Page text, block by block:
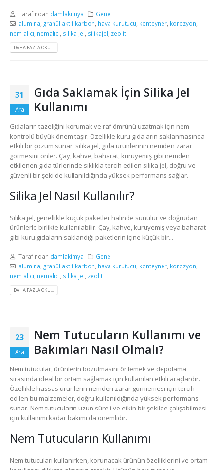
Tarafından damlakimya
Genel
alumina granül aktif karbon hava kurutucu konteyner, korozyon
nem alıcı nemalıcı silika jel silikajel zeolit
DAHA FAZLA OKU...
31
Ara
Gıda Saklamak İçin Silika Jel
Kullanımı
Gıdaların tazeliğini korumak ve raf ömrünü uzatmak için nem
kontrolü büyük önem taşır. Özellikle kuru gıdaların saklanmasında
etkili bir çözüm sunan silika jel, gıda ürünlerinin nemden zarar
görmesini önler. Çay, kahve, baharat, kuruyemiş gibi nemden
etkilenen gıda türlerinde sıklıkla tercih edilen silika jel, doğru ve
güvenli bir şekilde kullanıldığında yüksek performans sağlar.
Silika Jel Nasıl Kullanılır?
Silika jel, genellikle küçük paketler halinde sunulur ve doğrudan
ürünlerle birlikte kullanılabilir. Çay, kahve, kuruyemiş veya baharat
gibi kuru gıdaların saklandığı paketlerin içine küçük bir...
Tarafından damlakimya
Genel
alumina granül aktif karbon hava kurutucu konteyner, korozyon
nem alıcı nemalıcı silika jel zeolit
DAHA FAZLA OKU...
23
Ara
Nem Tutucuların Kullanımı ve
Bakımları Nasıl Olmalı?
Nem tutucular, ürünlerin bozulmasını önlemek ve depolama
sırasında ideal bir ortam sağlamak için kullanılan etkili araçlardır.
Özellikle hassas ürünlerin nemden zarar görmemesi için tercih
edilen bu malzemeler, doğru kullanıldığında yüksek performans
sunar. Nem tutucuların uzun süreli ve etkin bir şekilde çalışabilmesi
için kullanımı kadar bakımı da önemlidir.
Nem Tutucuların Kullanımı
Nem tutucuları kullanırken, korunacak ürünün özelliklerini ve ortam